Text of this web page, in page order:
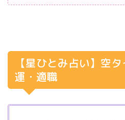
【星ひとみ占い】空
運・適職